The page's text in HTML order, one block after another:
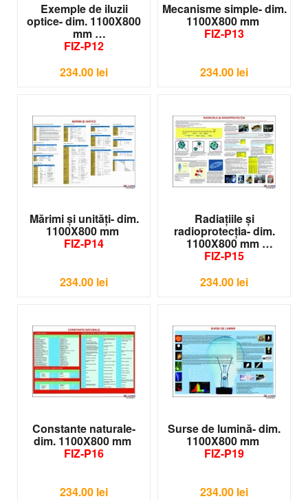
Exemple de iluzii
optice- dim. 1100X800
mm
FIZ-P12
234.00 lei
Mecanisme simple- dim.
1100X800 mm
FIZ-P13
234.00 lei
Mărimi şi unităţi- dim.
1100X800 mm
FIZ-P14
234.00 lei
Radiaţiile şi
radioprotecţia- dim.
1100X800 mm
FIZ-P15
234.00 lei
Constante naturale-
dim. 1100X800 mm
FIZ-P16
234.00 lei
Surse de lumină- dim.
1100X800 mm
FIZ-P19
234.00 lei